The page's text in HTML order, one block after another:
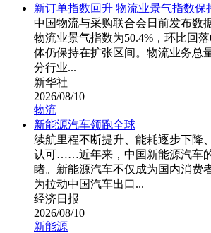
新订单指数回升 物流业景气指数保
中国物流与采购联合会日前发布数
物流业景气指数为50.4%，环比回
体仍保持在扩张区间。物流业务总
分行业...
新华社
2026/08/10
物流
新能源汽车领跑全球
续航里程不断提升、能耗逐步下降
认可……近年来，中国新能源汽车
睹。新能源汽车不仅成为国内消费
为拉动中国汽车出口...
经济日报
2026/08/10
新能源